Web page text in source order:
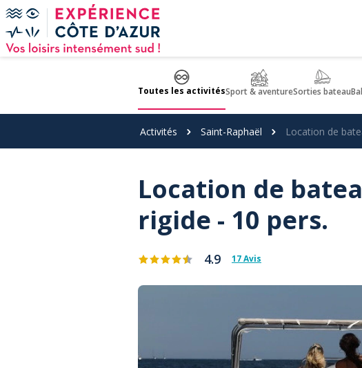
Panneau de gestion des cookies
Toutes les activitésSport & aventureSorties bateau
Activités Saint-Raphaël Location de
Location de
rigide - 10 pers.
4.9 17 Avis